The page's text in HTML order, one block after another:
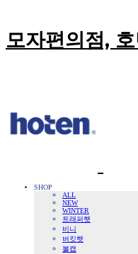
모자편의점,
SHOP
ALL
NEW
WINTER
트래퍼햇
비니
버킷햇
볼캡